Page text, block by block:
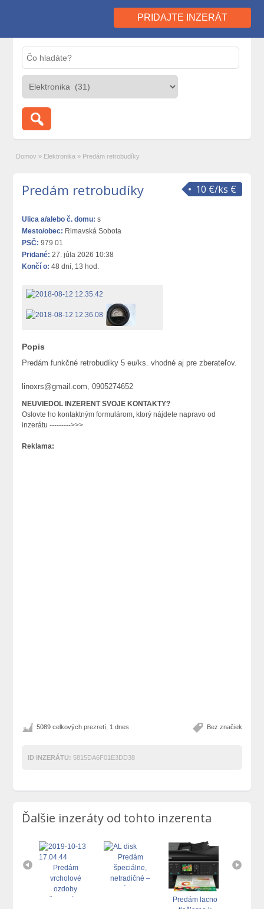
PRIDAJTE INZERÁT
Domov » Elektronika » Predám retrobudíky
10 €/ks €
Predám retrobudíky
Ulica a/alebo č. domu: s
Mesto/obec: Rimavská Sobota
PSČ: 979 01
Pridané: 27. júla 2026 10:38
Končí o: 48 dní, 13 hod.
Popis
Predám funkčné retrobudíky 5 eu/ks. vhodné aj pre zberateľov.
linoxrs@gmail.com, 0905274652
NEUVIEDOL INZERENT SVOJE KONTAKTY?
Oslovte ho kontaktným formulárom, ktorý nájdete napravo od
inzerátu --------->>>
Reklama:
Bez značiek
5089 celkových prezretí, 1 dnes
ID INZERÁTU: 5815DA6F01E3DD38
Ďalšie inzeráty od tohto inzerenta
Predám
vrcholové
ozdoby
Predám
špeciálne,
netradičné –
Predám lacno